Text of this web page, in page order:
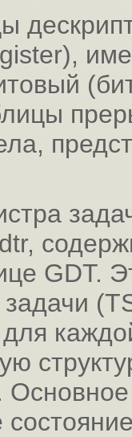
GDT.
задачи
для